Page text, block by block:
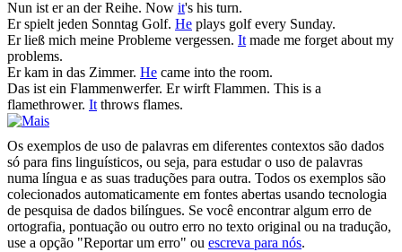
Nun isteran der Reihe. Now it's his turn.
Erspielt jeden Sonntag Golf. He plays golf every Sunday.
Erließ mich meine Probleme vergessen. Itmade me forget about my
problems.
Erkam in das Zimmer. He came into the room.
Das ist ein Flammenwerfer. Erwirft Flammen. This is a
flamethrower. Itthrows flames.
Os exemplos de uso de palavras em diferentes contextos são dados
só para fins linguísticos, ou seja, para estudar o uso de palavras
numa língua e as suas traduções para outra. Todos os exemplos são
colecionados automaticamente em fontes abertas usando tecnologia
de pesquisa de dados bilíngues. Se você encontrar algum erro de
ortografia, pontuação ou outro erro no texto original ou na tradução,
use a opção "Reportar um erro" ou escreva para nós.